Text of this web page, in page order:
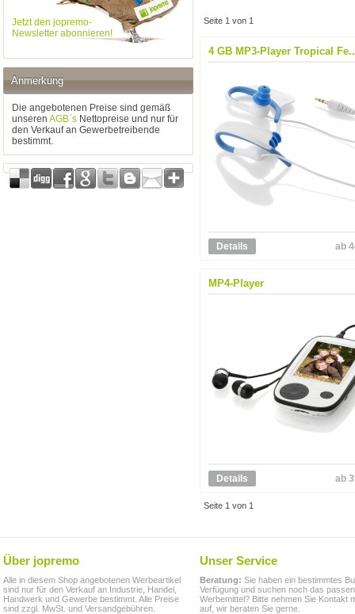
Jetzt den jopremo-
Newsletter abonnieren!
Anmerkung
Die angebotenen Preise sind gemäß
unseren AGB`s Nettopreise und nur für
den Verkauf an Gewerbetreibende
bestimmt.
Seite 1 von 1
4 GB MP3-Player Tropical
Details ab
MP4-Player
Details ab
Seite 1 von 1
Über jopremo
Alle in diesem Shop angebotenen Werbeartikel
sind nur für den Verkauf an Industrie, Handel,
Handwerk und Gewerbe bestimmt. Alle Preise
sind zzgl. MwSt. und Versandgebühren.
Unser Service
Beratung: Sie haben ein bestimmtes
Verfügung und suchen noch das
Werbemittel? Bitte nehmen Sie Kontakt
auf, wir beraten Sie gerne.